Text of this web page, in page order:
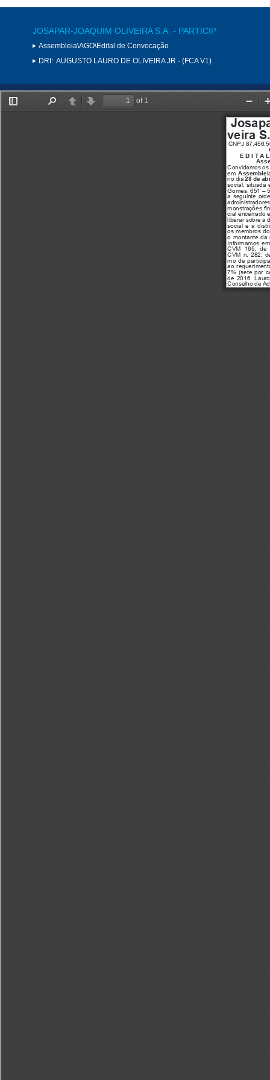
JOSAPAR-JOAQUIM OLIVEIRA S.A. - PARTICIP
Assembleia\AGO\Edital de Convocação
DRI: AUGUSTO LAURO DE OLIVEIRA JR - (FCA V1)